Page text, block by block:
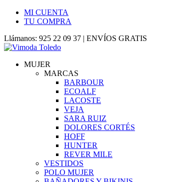
MI CUENTA
TU COMPRA
Llámanos: 925 22 09 37 | ENVÍOS GRATIS
MUJER
MARCAS
BARBOUR
ECOALF
LACOSTE
VEJA
SARA RUIZ
DOLORES CORTÉS
HOFF
HUNTER
REVER MILE
VESTIDOS
POLO MUJER